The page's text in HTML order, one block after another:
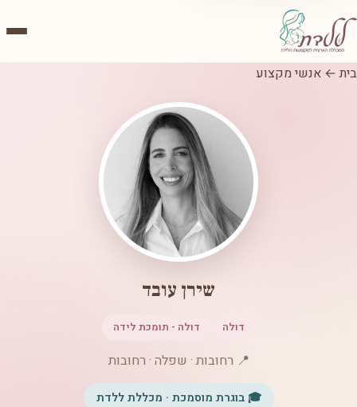
בית ← אנשי מקצוע
שירן עובד
דולה דולה - תומכת לידה
📍 רחובות · שפלה · רחובות
🎓 בוגרת מוסמכת · מכללת ללדת